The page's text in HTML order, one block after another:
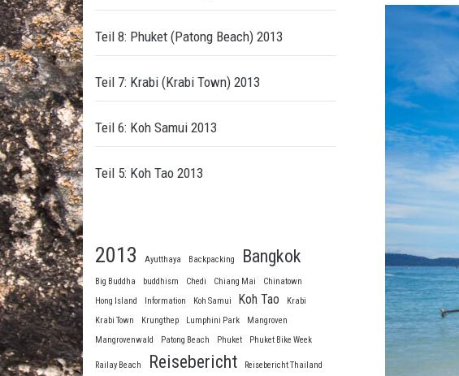
Teil 8: Phuket (Patong Beach) 2013
Teil 7: Krabi (Krabi Town) 2013
Teil 6: Koh Samui 2013
Teil 5: Koh Tao 2013
2013 Ayutthaya Backpacking Bangkok
Big Buddha buddhism Chedi Chiang Mai
Chinatown
Hong Island
Information Koh Samui Koh Tao
Krabi
Krabi Town
Krungthep Lumphini Park
Mangroven
Mangrovenwald
Patong Beach Phuket Phuket Bike Week
Railay Beach Reisebericht
Reisebericht Thailand